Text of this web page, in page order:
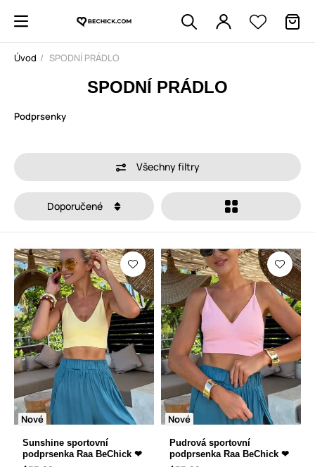
Úvod SPODNÍ PRÁDLO
SPODNÍ PRÁDLO
Podprsenky
Všechny filtry
Doporučené
Nové
Sunshine sportovní
podprsenka Raa BeChick ❤
Nové
Pudrová sportovní
podprsenka Raa BeChick ❤